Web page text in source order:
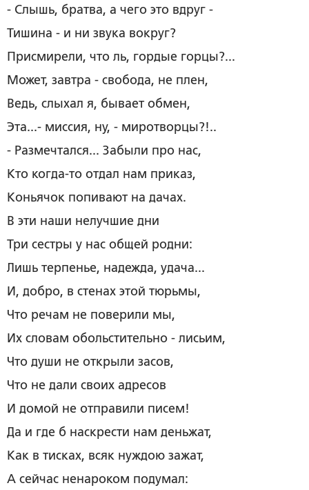
- Слышь, братва, а чего это вдруг -
Тишина - и ни звука вокруг?
Присмирели, что ль, гордые горцы?...
Может, завтра - свобода, не плен,
Ведь, слыхал я, бывает обмен,
Эта...- миссия, ну, - миротворцы?!..
- Размечтался... Забыли про нас,
Кто когда-то отдал нам приказ,
Коньячок попивают на дачах.
В эти наши нелучшие дни
Три сестры у нас общей родни:
Лишь терпенье, надежда, удача...
И, добро, в стенах этой тюрьмы,
Что речам не поверили мы,
Их словам обольстительно - лисьим,
Что души не открыли засов,
Что не дали своих адресов
И домой не отправили писем!
Да и где б наскрести нам деньжат,
Как в тисках, всяк нуждою зажат,
А сейчас ненароком подумал: